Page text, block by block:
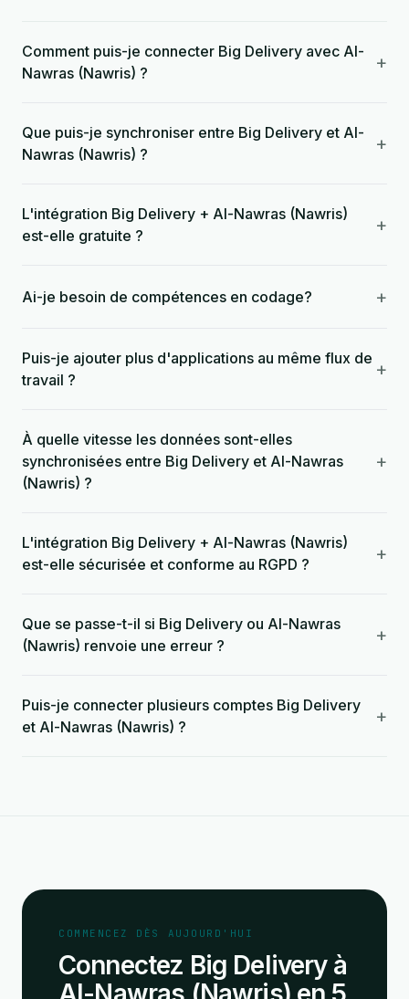
Comment puis-je connecter Big Delivery avec Al-
Nawras (Nawris) ?
+
Que puis-je synchroniser entre Big Delivery et Al-
Nawras (Nawris) ?
+
L'intégration Big Delivery + Al-Nawras (Nawris)
est-elle gratuite ?
+
Ai-je besoin de compétences en codage? +
Puis-je ajouter plus d'applications au même flux de
travail ?
+
À quelle vitesse les données sont-elles
synchronisées entre Big Delivery et Al-Nawras
(Nawris) ?
+
L'intégration Big Delivery + Al-Nawras (Nawris)
est-elle sécurisée et conforme au RGPD ?
+
Que se passe-t-il si Big Delivery ou Al-Nawras
(Nawris) renvoie une erreur ?
+
Puis-je connecter plusieurs comptes Big Delivery
et Al-Nawras (Nawris) ?
+
COMMENCEZ DÈS AUJOURD'HUI
Connectez Big Delivery à